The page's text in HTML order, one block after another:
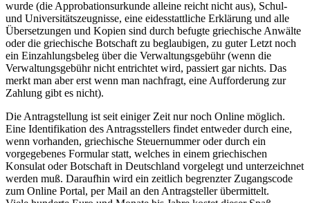
wurde (die Approbationsurkunde alleine reicht nicht aus), Schul-
und Universitätszeugnisse, eine eidesstattliche Erklärung und alle
Übersetzungen und Kopien sind durch befugte griechische Anwälte
oder die griechische Botschaft zu beglaubigen, zu guter Letzt noch
ein Einzahlungsbeleg über die Verwaltungsgebühr (wenn die
Verwaltungsgebühr nicht entrichtet wird, passiert gar nichts. Das
merkt man aber erst wenn man nachfragt, eine Aufforderung zur
Zahlung gibt es nicht).
Die Antragstellung ist seit einiger Zeit nur noch Online möglich.
Eine Identifikation des Antragsstellers findet entweder durch eine,
wenn vorhanden, griechische Steuernummer oder durch ein
vorgegebenes Formular statt, welches in einem griechischen
Konsulat oder Botschaft in Deutschland vorgelegt und unterzeichnet
werden muß. Daraufhin wird ein zeitlich begrenzter Zugangscode
zum Online Portal, per Mail an den Antragsteller übermittelt.